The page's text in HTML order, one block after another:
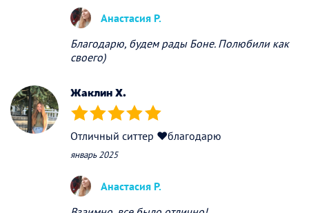
Анастасия Р.
Благодарю, будем рады Боне. Полюбили как
своего)
Жаклин Х.
(*) (*) (*) (*) (*)
Отличный ситтер ♥️благодарю
январь 2025
Анастасия Р.